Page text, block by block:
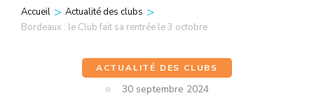
Accueil > Actualité des clubs >
Bordeaux : le Club fait sa rentrée le 3 octobre
ACTUALITÉ DES CLUBS
30 septembre 2024